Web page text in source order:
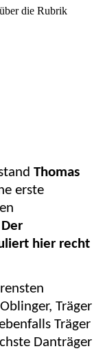
die Rubrik
Thomas
erste
Der
hier recht
Träger
Träger
Danträger